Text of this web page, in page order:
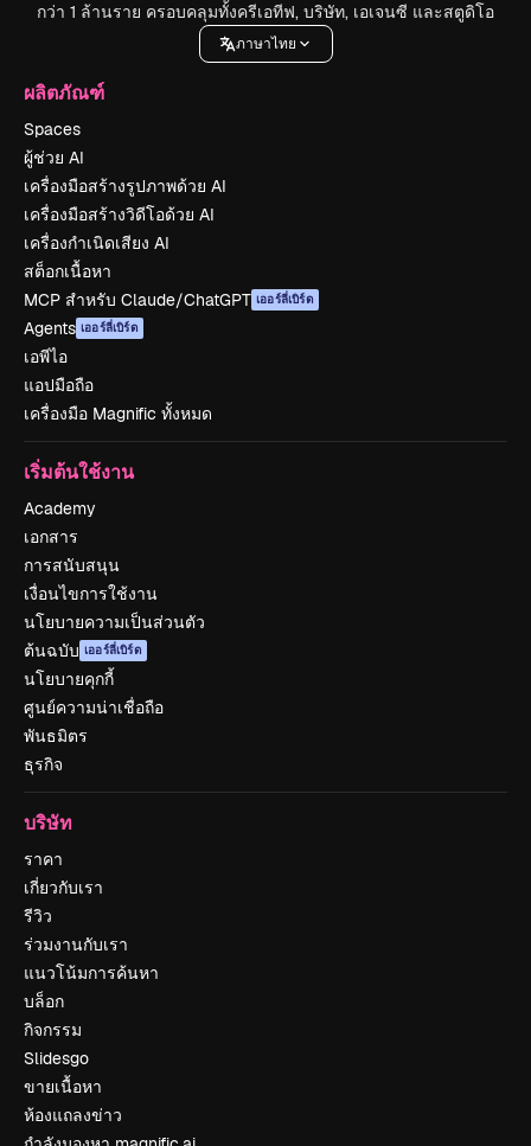
กว่า 1 ล้านราย ครอบคลุมทั้งครีเอทีฟ, บริษัท, เอเจนซี และสตูดิโอ
ภาษาไทย
ผลิตภัณฑ์
Spaces
ผู้ช่วย AI
เครื่องมือสร้างรูปภาพด้วย AI
เครื่องมือสร้างวิดีโอด้วย AI
เครื่องกำเนิดเสียง AI
สต็อกเนื้อหา
MCP สำหรับ Claude/ChatGPT เออร์ลี่เบิร์ด
Agents เออร์ลี่เบิร์ด
เอพีไอ
แอปมือถือ
เครื่องมือ Magnific ทั้งหมด
เริ่มต้นใช้งาน
Academy
เอกสาร
การสนับสนุน
เงื่อนไขการใช้งาน
นโยบายความเป็นส่วนตัว
ต้นฉบับ เออร์ลี่เบิร์ด
นโยบายคุกกี้
ศูนย์ความน่าเชื่อถือ
พันธมิตร
ธุรกิจ
บริษัท
ราคา
เกี่ยวกับเรา
รีวิว
ร่วมงานกับเรา
แนวโน้มการค้นหา
บล็อก
กิจกรรม
Slidesgo
ขายเนื้อหา
ห้องแถลงข่าว